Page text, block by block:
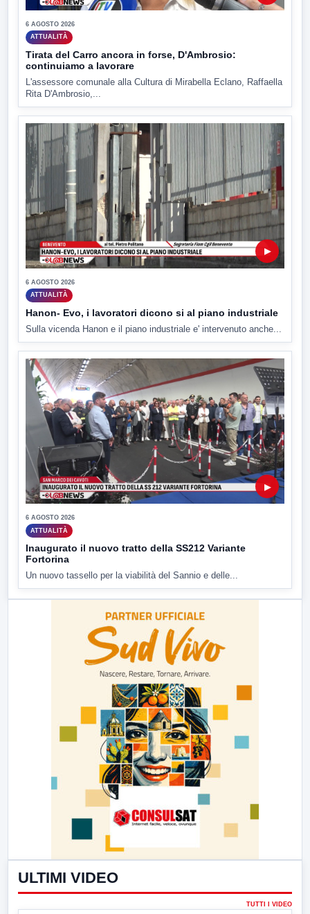
6 AGOSTO 2026
ATTUALITÀ
Tirata del Carro ancora in forse, D'Ambrosio:
continuiamo a lavorare
L'assessore comunale alla Cultura di Mirabella Eclano, Raffaella
Rita D'Ambrosio,...
▶
6 AGOSTO 2026
ATTUALITÀ
Hanon- Evo, i lavoratori dicono si al piano industriale
Sulla vicenda Hanon e il piano industriale e' intervenuto anche...
▶
6 AGOSTO 2026
ATTUALITÀ
Inaugurato il nuovo tratto della SS212 Variante
Fortorina
Un nuovo tassello per la viabilità del Sannio e delle...
ULTIMI VIDEO
TUTTI I VIDEO